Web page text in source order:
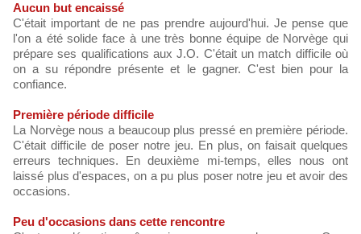
Aucun but encaissé
C'était important de ne pas prendre aujourd'hui. Je pense que
l'on a été solide face à une très bonne équipe de Norvège qui
prépare ses qualifications aux J.O. C'était un match difficile où
on a su répondre présente et le gagner. C'est bien pour la
confiance.
Première période difficile
La Norvège nous a beaucoup plus pressé en première période.
C'était difficile de poser notre jeu. En plus, on faisait quelques
erreurs techniques. En deuxième mi-temps, elles nous ont
laissé plus d'espaces, on a pu plus poser notre jeu et avoir des
occasions.
Peu d'occasions dans cette rencontre